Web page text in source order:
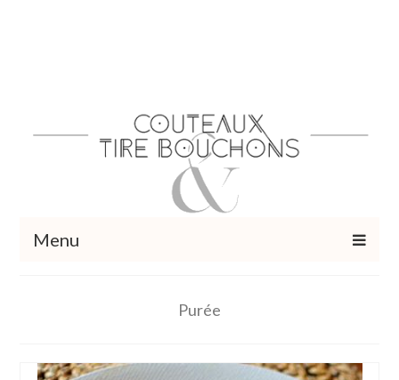
Menu
Restaurants – Sorties
Purée